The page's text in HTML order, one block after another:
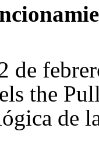
de
the
de